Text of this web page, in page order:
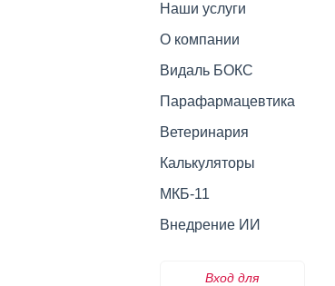
Наши услуги
О компании
Видаль БОКС
Парафармацевтика
Ветеринария
Калькуляторы
МКБ-11
Внедрение ИИ
Вход для